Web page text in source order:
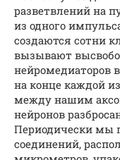
разветвлений на
из одного
создаются сотни
вызывают
нейромедиаторов
на конце каждой
между нашим
нейронов
Периодически мы
соединений,